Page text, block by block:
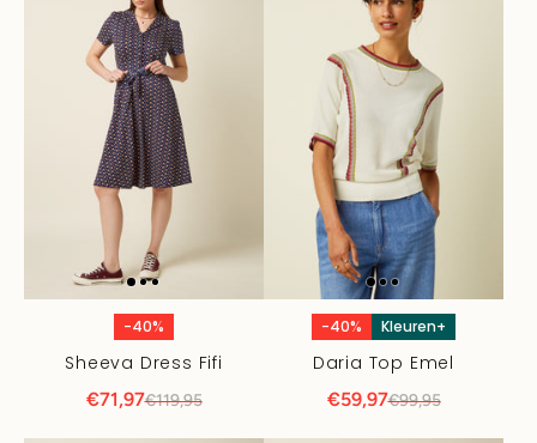
-40%
Sheeva Dress Fifi
€71,97€119,95
-40% Kleuren+
Daria Top Emel
€59,97€99,95